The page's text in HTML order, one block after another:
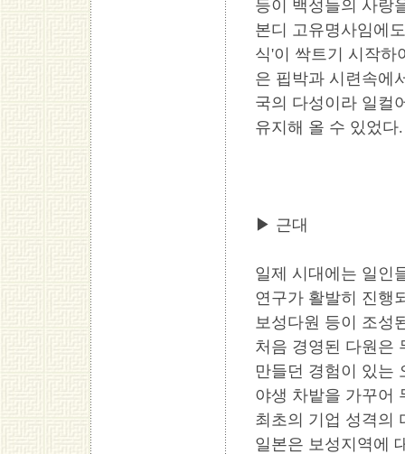
등이 백성들의 사랑
본디 고유명사임에
식'이 싹트기 시작하
은 핍박과 시련속에
국의 다성이라 일컬
유지해 올 수 있었다.
▶ 근대
일제 시대에는 일인
연구가 활발히 진행
보성다원 등이 조성
처음 경영된 다원은
만들던 경험이 있는
야생 차밭을 가꾸어
최초의 기업 성격의
일본은 보성지역에